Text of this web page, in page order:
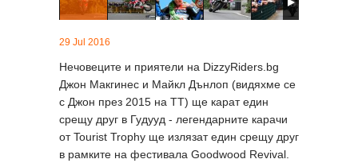
29 Jul 2016
Нечовеците и приятели на DizzyRiders.bg
Джон Макгинес и Майкл Дънлоп (видяхме се
с Джон през 2015 на ТТ) ще карат един
срещу друг в Гудууд - легендарните карачи
от Tourist Trophy ще излязат един срещу друг
в рамките на фестивала Goodwood Revival.